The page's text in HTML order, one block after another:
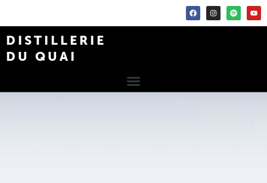
DISTILLERIE
DU QUAI